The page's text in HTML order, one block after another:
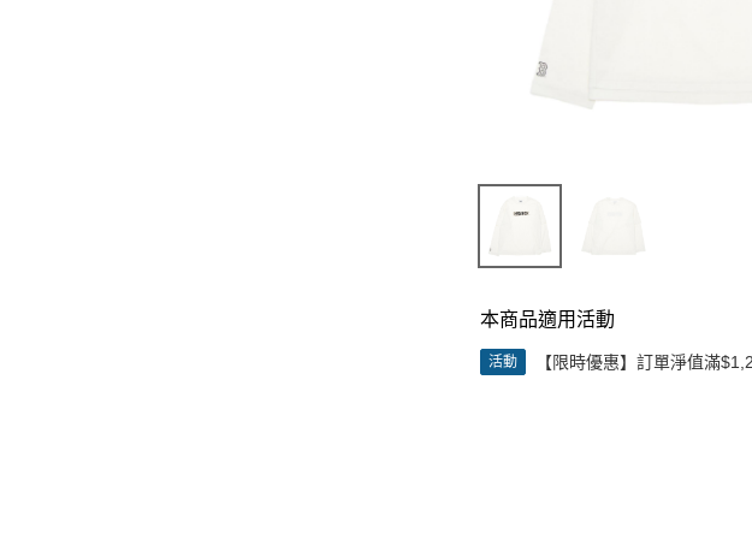
本商品適用活動
活動 【限時優惠】訂單淨值滿